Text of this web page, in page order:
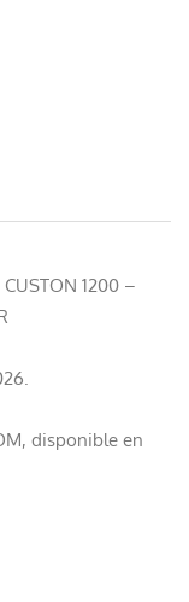
1200 –
disponible en